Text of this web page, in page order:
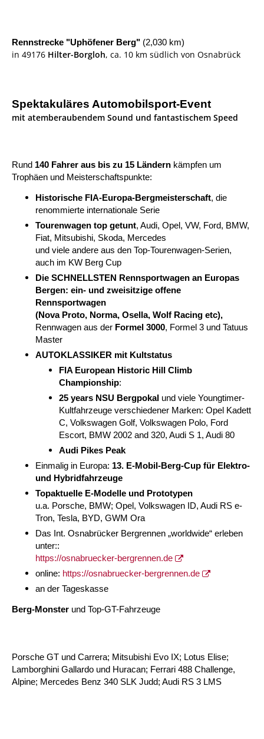
Rennstrecke "Uphöfener Berg" (2,030 km)
in 49176 Hilter-Borgloh, ca. 10 km südlich von Osnabrück
Spektakuläres Automobilsport-Event
mit atemberaubendem Sound und fantastischem Speed
Rund 140 Fahrer aus bis zu 15 Ländern kämpfen um
Trophäen und Meisterschaftspunkte:
Historische FIA-Europa-Bergmeisterschaft, die
renommierte internationale Serie
Tourenwagen top getunt, Audi, Opel, VW, Ford, BMW,
Fiat, Mitsubishi, Skoda, Mercedes
und viele andere aus den Top-Tourenwagen-Serien,
auch im KW Berg Cup
Die SCHNELLSTEN Rennsportwagen an Europas
Bergen: ein- und zweisitzige offene
Rennsportwagen
(Nova Proto, Norma, Osella, Wolf Racing etc),
Rennwagen aus der Formel 3000, Formel 3 und Tatuus
Master
AUTOKLASSIKER mit Kultstatus
FIA European Historic Hill Climb
Championship:
25 years NSU Bergpokal und viele Youngtimer-
Kultfahrzeuge verschiedener Marken: Opel Kadett
C, Volkswagen Golf, Volkswagen Polo, Ford
Escort, BMW 2002 and 320, Audi S 1, Audi 80
Audi Pikes Peak
Einmalig in Europa: 13. E-Mobil-Berg-Cup für Elektro-
und Hybridfahrzeuge
Topaktuelle E-Modelle und Prototypen
u.a. Porsche, BMW; Opel, Volkswagen ID, Audi RS e-
Tron, Tesla, BYD, GWM Ora
Das Int. Osnabrücker Bergrennen „worldwide“ erleben
unter::
https://osnabruecker-bergrennen.de
online: https://osnabruecker-bergrennen.de
an der Tageskasse
Berg-Monster und Top-GT-Fahrzeuge
Porsche GT und Carrera; Mitsubishi Evo IX; Lotus Elise;
Lamborghini Gallardo und Huracan; Ferrari 488 Challenge,
Alpine; Mercedes Benz 340 SLK Judd; Audi RS 3 LMS